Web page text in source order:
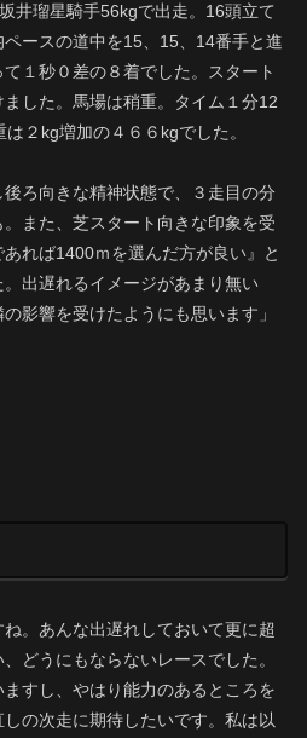
井瑠星騎手56kgで出走。16頭立て
ースの道中を15、15、14番手と進
１秒０差の８着でした。スタート
した。馬場は稍重。タイム１分12
２kg増加の４６６kgでした。
ろ向きな精神状態で、３走目の分
また、芝スタート向きな印象を受
れば1400ｍを選んだ方が良い』と
出遅れるイメージがあまり無い
影響を受けたようにも思います」
。あんな出遅れしておいて更に超
どうにもならないレースでした。
すし、やはり能力のあるところを
の次走に期待したいです。私は以